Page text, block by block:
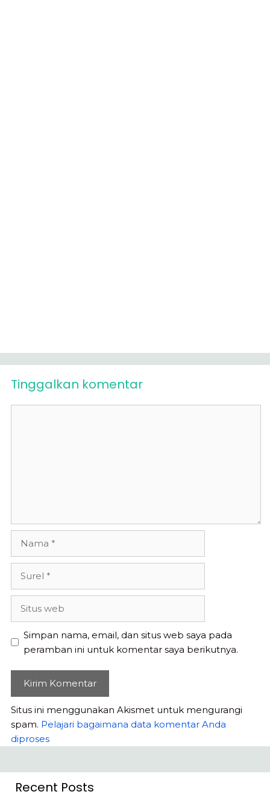
Tinggalkan komentar
Simpan nama, email, dan situs web saya pada
peramban ini untuk komentar saya berikutnya.
Situs ini menggunakan Akismet untuk mengurangi
spam. Pelajari bagaimana data komentar Anda
diproses
Recent Posts